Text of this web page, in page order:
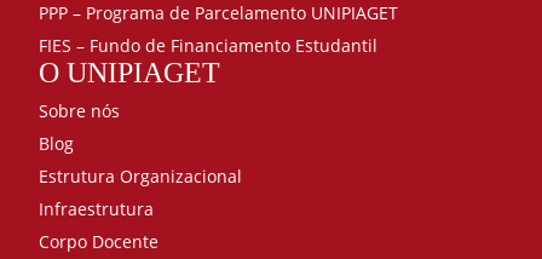
PPP – Programa de Parcelamento UNIPIAGET
FIES – Fundo de Financiamento Estudantil
O UNIPIAGET
Sobre nós
Blog
Estrutura Organizacional
Infraestrutura
Corpo Docente